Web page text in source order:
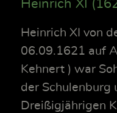
Heinrich XI
Heinrich XI von
06.09.1621 auf
Kehnert ) war
der Schulenburg
Dreißigjährigen